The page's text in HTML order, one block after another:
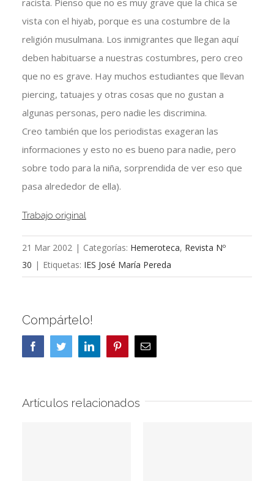
racista. Pienso que no es muy grave que la chica se
vista con el hiyab, porque es una costumbre de la
religión musulmana. Los inmigrantes que llegan aquí
deben habituarse a nuestras costumbres, pero creo
que no es grave. Hay muchos estudiantes que llevan
piercing, tatuajes y otras cosas que no gustan a
algunas personas, pero nadie les discrimina.
Creo también que los periodistas exageran las
informaciones y esto no es bueno para nadie, pero
sobre todo para la niña, sorprendida de ver eso que
pasa alrededor de ella).
Trabajo original
21 Mar 2002 | Categorías: Hemeroteca, Revista Nº
30 | Etiquetas: IES José María Pereda
Compártelo!
FacebookTwitterLinkedInPinterestCorreo
electrónico
Artículos relacionados